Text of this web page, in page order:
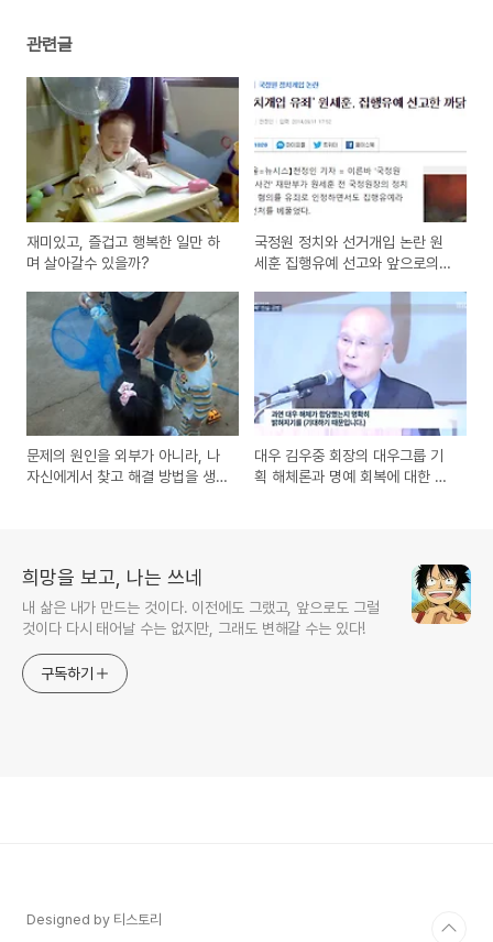
관련글
재미있고, 즐겁고 행복한 일만 하
며 살아갈수 있을까?
국정원 정치와 선거개입 논란 원
세훈 집행유예 선고와 앞으로의
문제의 원인을 외부가 아니라, 나
자신에게서 찾고 해결 방법을 생
대우 김우중 회장의 대우그룹 기
획 해체론과 명예 회복에 대한 발
희망을 보고, 나는 쓰네
내 삶은 내가 만드는 것이다. 이전에도 그랬고, 앞으로도 그럴
것이다 다시 태어날 수는 없지만, 그래도 변해갈 수는 있다!
구독하기
Designed by 티스토리